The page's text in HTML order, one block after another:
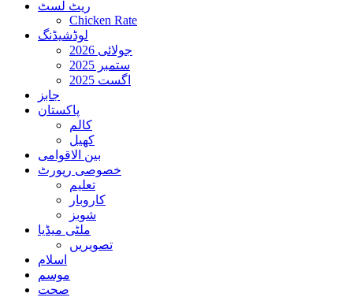
ریٹ لسٹ
Chicken Rate
لوڈشیڈنگ
جولائی 2026
ستمبر 2025
اگست 2025
جابز
پاکستان
کالم
کھیل
بین الاقوامی
خصوصی رپورٹ
تعلیم
کاروبار
شوبز
ملٹی میڈیا
تصویریں
اسلام
موسم
صحت